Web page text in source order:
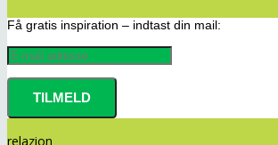
Få gratis inspiration – indtast din mail:
relazion